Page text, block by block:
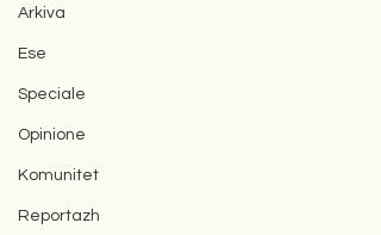
Arkiva
Ese
Speciale
Opinione
Komunitet
Reportazh